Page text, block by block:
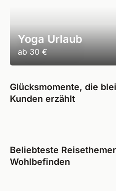
Yoga Urlaub
ab 30 €
Glücksmomente, die
Kunden erzählt
Beliebteste
Wohlbefinden